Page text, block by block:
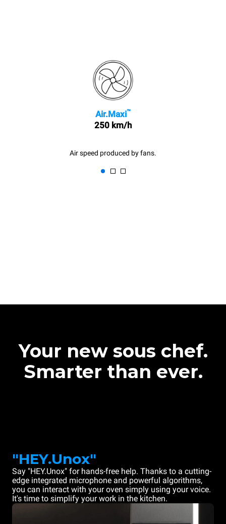
Air.Maxi™
250 km/h
Air speed produced by fans.
Your new sous chef.
Smarter than ever.
"HEY.Unox"
Say "HEY.Unox" for hands-free help. Thanks to a cutting-
edge integrated microphone and powerful algorithms,
you can interact with your oven simply using your voice.
It's time to simplify your work in the kitchen.